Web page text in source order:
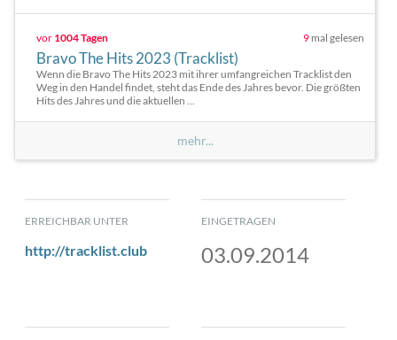
vor 1004 Tagen 9 mal gelesen
Bravo The Hits 2023 (Tracklist)
Wenn die Bravo The Hits 2023 mit ihrer umfangreichen Tracklist den
Weg in den Handel findet, steht das Ende des Jahres bevor. Die größten
Hits des Jahres und die aktuellen ...
mehr...
ERREICHBAR UNTER
http://tracklist.club
EINGETRAGEN
03.09.2014